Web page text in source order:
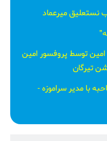
نستعلیق میرعماد
توسط پروفسور امین
تیرگان
با مدیر سراموزه -